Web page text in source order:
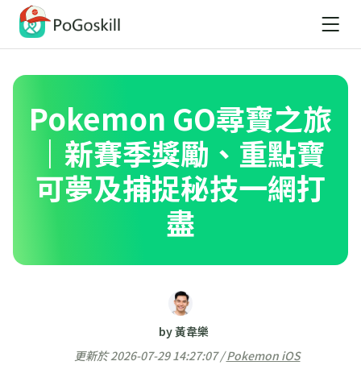
Pokemon GO尋寶之旅
｜新賽季獎勵、重點寶
可夢及捕捉秘技一網打
盡
by 黃韋樂
更新於 2026-07-29 14:27:07 /Pokemon iOS